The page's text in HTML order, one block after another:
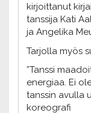
kirjoittanut
tanssija Kati
ja Angelika
Tarjolla myös
”Tanssi
energiaa. Ei
tanssin avulla
koreografi